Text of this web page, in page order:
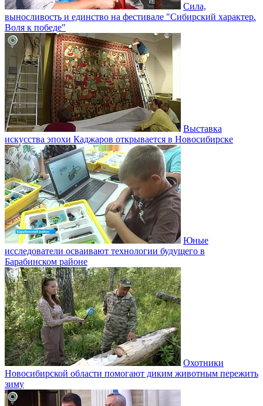
Сила,
выносливость и единство на фестивале "Сибирский характер.
Воля к победе"
Выставка
искусства эпохи Каджаров открывается в Новосибирске
Юные
исследователи осваивают технологии будущего в
Барабинском районе
Охотники
Новосибирской области помогают диким животным пережить
зиму